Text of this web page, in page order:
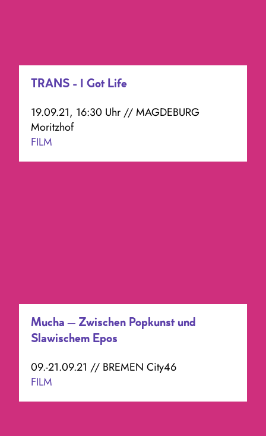
TRANS - I Got Life
19.09.21, 16:30 Uhr // MAGDEBURG
Moritzhof
FILM
Mucha – Zwischen Popkunst und
Slawischem Epos
09.-21.09.21 // BREMEN City46
FILM